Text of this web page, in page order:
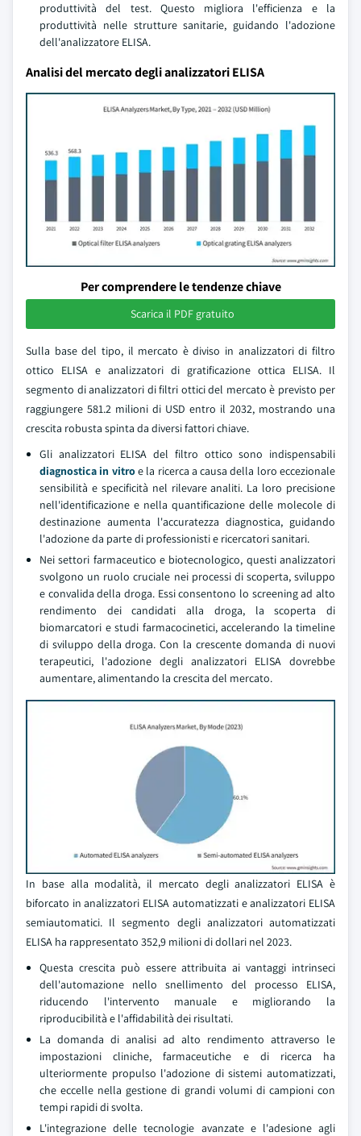
produttività del test. Questo migliora l'efficienza e la
produttività nelle strutture sanitarie, guidando l'adozione
dell'analizzatore ELISA.
Analisi del mercato degli analizzatori ELISA
Per comprendere le tendenze chiave
Scarica il PDF gratuito
Sulla base del tipo, il mercato è diviso in analizzatori di filtro
ottico ELISA e analizzatori di gratificazione ottica ELISA. Il
segmento di analizzatori di filtri ottici del mercato è previsto per
raggiungere 581.2 milioni di USD entro il 2032, mostrando una
crescita robusta spinta da diversi fattori chiave.
Gli analizzatori ELISA del filtro ottico sono indispensabili
diagnostica in vitroe la ricerca a causa della loro eccezionale
sensibilità e specificità nel rilevare analiti. La loro precisione
nell'identificazione e nella quantificazione delle molecole di
destinazione aumenta l'accuratezza diagnostica, guidando
l'adozione da parte di professionisti e ricercatori sanitari.
Nei settori farmaceutico e biotecnologico, questi analizzatori
svolgono un ruolo cruciale nei processi di scoperta, sviluppo
e convalida della droga. Essi consentono lo screening ad alto
rendimento dei candidati alla droga, la scoperta di
biomarcatori e studi farmacocinetici, accelerando la timeline
di sviluppo della droga. Con la crescente domanda di nuovi
terapeutici, l'adozione degli analizzatori ELISA dovrebbe
aumentare, alimentando la crescita del mercato.
In base alla modalità, il mercato degli analizzatori ELISA è
biforcato in analizzatori ELISA automatizzati e analizzatori ELISA
semiautomatici. Il segmento degli analizzatori automatizzati
ELISA ha rappresentato 352,9 milioni di dollari nel 2023.
Questa crescita può essere attribuita ai vantaggi intrinseci
dell'automazione nello snellimento del processo ELISA,
riducendo l'intervento manuale e migliorando la
riproducibilità e l'affidabilità dei risultati.
La domanda di analisi ad alto rendimento attraverso le
impostazioni cliniche, farmaceutiche e di ricerca ha
ulteriormente propulso l'adozione di sistemi automatizzati,
che eccelle nella gestione di grandi volumi di campioni con
tempi rapidi di svolta.
L'integrazione delle tecnologie avanzate e l'adesione agli